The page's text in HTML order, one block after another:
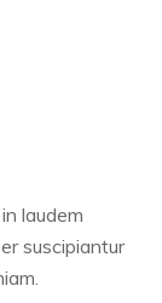
laudem
suscipiantur